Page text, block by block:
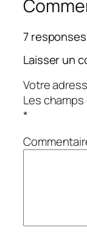
7
Laisser un
Votre
Les
*